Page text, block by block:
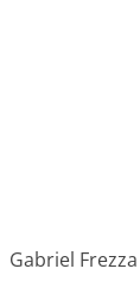
Gabriel Frezza